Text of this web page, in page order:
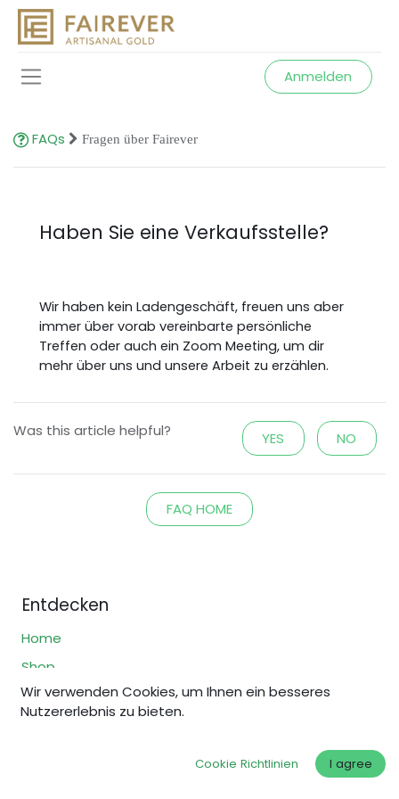
Anmelden
FAQs Fragen über Fairever
Haben Sie eine Verkaufsstelle?
Wir haben kein Ladengeschäft, freuen uns aber
immer über vorab vereinbarte persönliche
Treffen oder auch ein Zoom Meeting, um dir
mehr über uns und unsere Arbeit zu erzählen.
Was this article helpful? YES NO
FAQ HOME
Entdecken
Home
Shop
Warum faires Gold?
Wir verwenden Cookies, um Ihnen ein besseres
Nutzererlebnis zu bieten.
Cookie Richtlinien I agree